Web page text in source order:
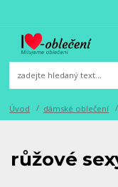
Úvod dámské oblečení
růžové